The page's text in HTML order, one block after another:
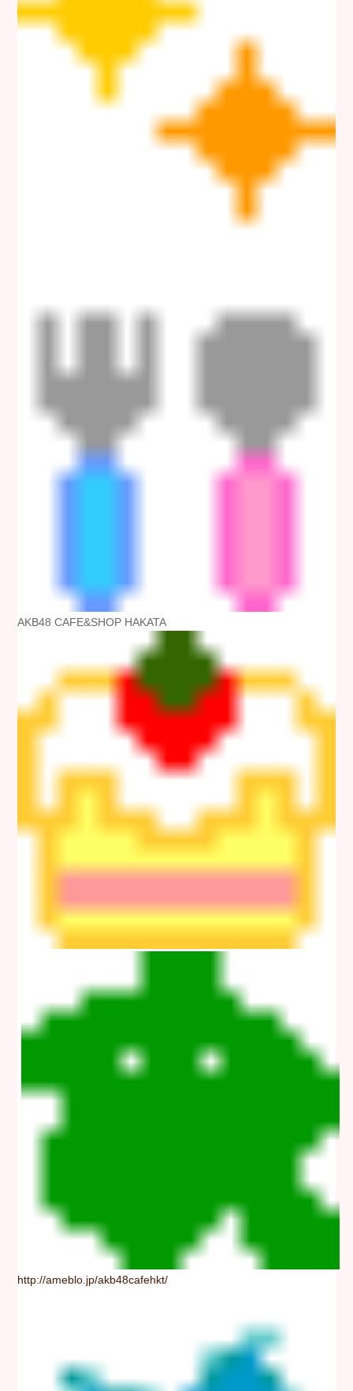
AKB48 CAFE&SHOP HAKATA
http://ameblo.jp/akb48cafehkt/